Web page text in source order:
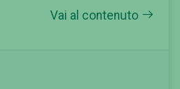
Vai al contenuto